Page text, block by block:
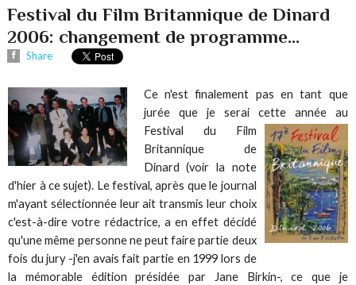
Festival du Film Britannique de Dinard
2006: changement de programme...
Share
Ce n'est finalement pas en tant que
jurée que je serai cette année au
Festival du Film
Britannique de
Dinard (voir la note
d'hier à ce sujet). Le festival, après que le journal
m'ayant sélectionnée leur ait transmis leur choix
c'est-à-dire votre rédactrice, a en effet décidé
qu'une même personne ne peut faire partie deux
fois du jury -j'en avais fait partie en 1999 lors de
la mémorable édition présidée par Jane Birkin-, ce que je